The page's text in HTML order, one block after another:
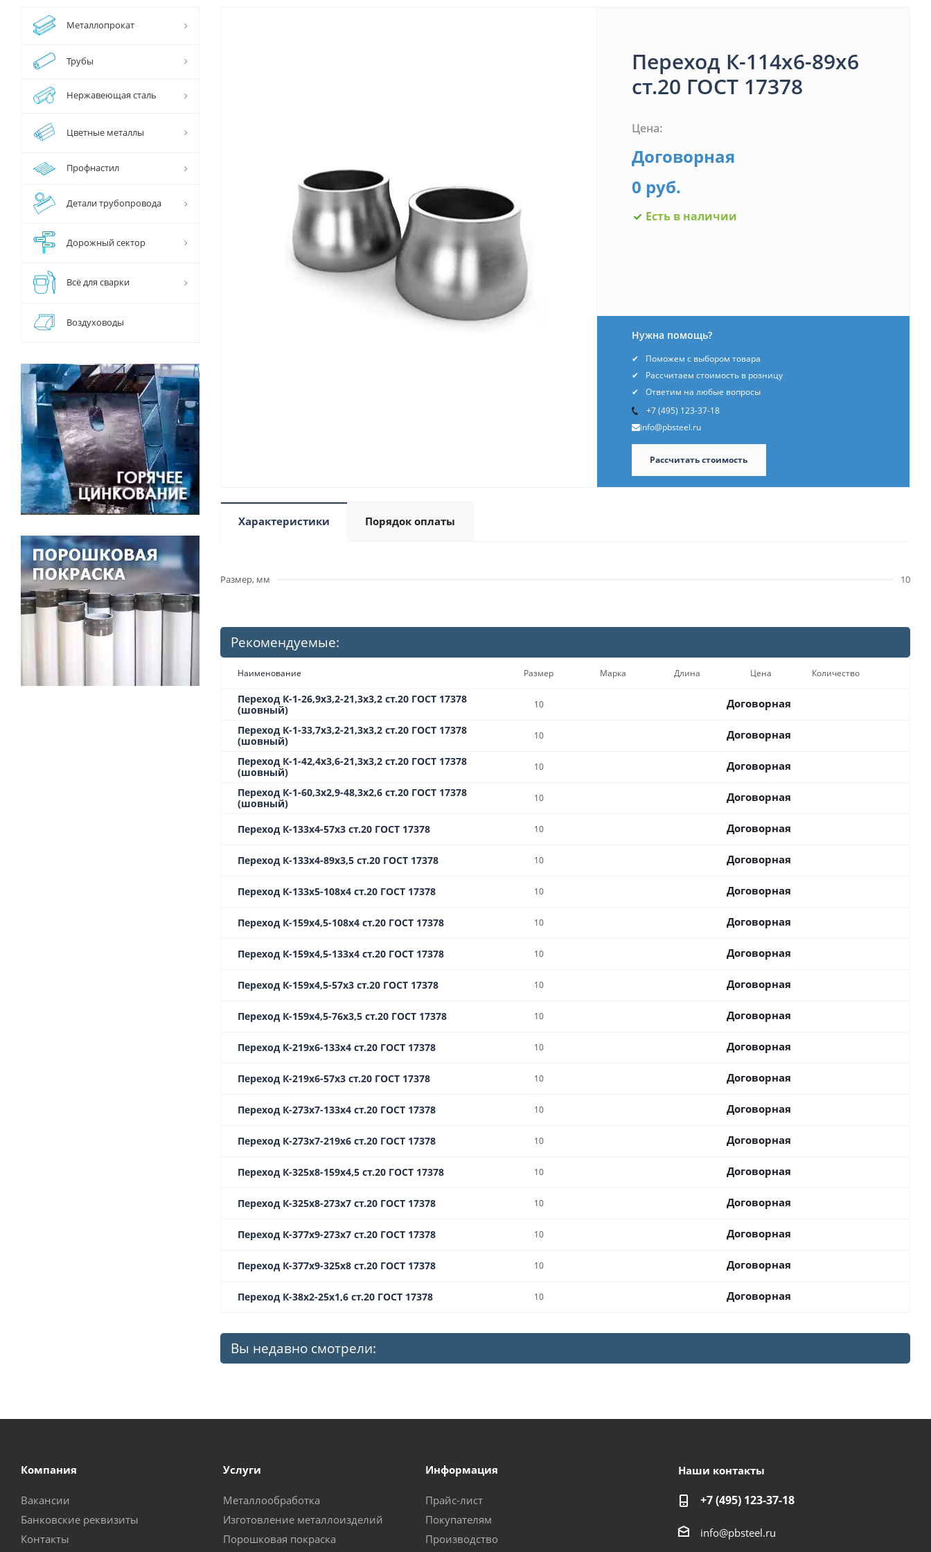
Переход К-114х6-89х6
ст.20 ГОСТ 17378
Цена:
Договорная
0 руб.
Есть в наличии
Нужна помощь?
Поможем с выбором товара
Рассчитаем стоимость в розницу
Ответим на любые вопросы
+7 (495) 123-37-18
info@pbsteel.ru
Рассчитать стоимость
Характеристики Порядок оплаты
Размер, мм 10
Рекомендуемые:
Наименование Размер Марка Длина Цена Количество
Переход К-1-26,9х3,2-21,3х3,2 ст.20 ГОСТ 17378
(шовный)
10 Договорная
Переход К-1-33,7х3,2-21,3х3,2 ст.20 ГОСТ 17378
(шовный)
10 Договорная
Переход К-1-42,4х3,6-21,3х3,2 ст.20 ГОСТ 17378
(шовный)
10 Договорная
Переход К-1-60,3х2,9-48,3х2,6 ст.20 ГОСТ 17378
(шовный)
10 Договорная
Переход К-133х4-57х3 ст.20 ГОСТ 17378 10 Договорная
Переход К-133х4-89х3,5 ст.20 ГОСТ 17378 10 Договорная
Переход К-133х5-108х4 ст.20 ГОСТ 17378 10 Договорная
Переход К-159х4,5-108х4 ст.20 ГОСТ 17378 10 Договорная
Переход К-159х4,5-133х4 ст.20 ГОСТ 17378 10 Договорная
Переход К-159х4,5-57х3 ст.20 ГОСТ 17378 10 Договорная
Переход К-159х4,5-76х3,5 ст.20 ГОСТ 17378 10 Договорная
Переход К-219х6-133х4 ст.20 ГОСТ 17378 10 Договорная
Переход К-219х6-57х3 ст.20 ГОСТ 17378 10 Договорная
Переход К-273х7-133х4 ст.20 ГОСТ 17378 10 Договорная
Переход К-273х7-219х6 ст.20 ГОСТ 17378 10 Договорная
Переход К-325х8-159х4,5 ст.20 ГОСТ 17378 10 Договорная
Переход К-325х8-273х7 ст.20 ГОСТ 17378 10 Договорная
Переход К-377х9-273х7 ст.20 ГОСТ 17378 10 Договорная
Переход К-377х9-325х8 ст.20 ГОСТ 17378 10 Договорная
Переход К-38х2-25х1,6 ст.20 ГОСТ 17378 10 Договорная
Вы недавно смотрели:
Металлопрокат
Трубы
Нержавеющая сталь
Цветные металлы
Профнастил
Детали трубопровода
Дорожный сектор
Всё для сварки
Воздуховоды
Компания
Вакансии
Банковские реквизиты
Контакты
Услуги
Металлообработка
Изготовление металлоизделий
Порошковая покраска
Информация
Прайс-лист
Покупателям
Производство
Наши контакты
+7 (495) 123-37-18
info@pbsteel.ru